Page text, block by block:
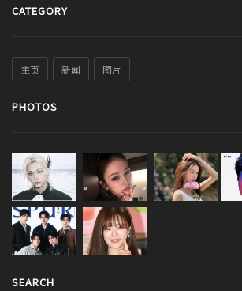
CATEGORY
主页 新闻 图片
PHOTOS
SEARCH